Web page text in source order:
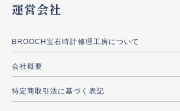
運営会社
BROOCH宝石時計修理工房について
会社概要
特定商取引法に基づく表記